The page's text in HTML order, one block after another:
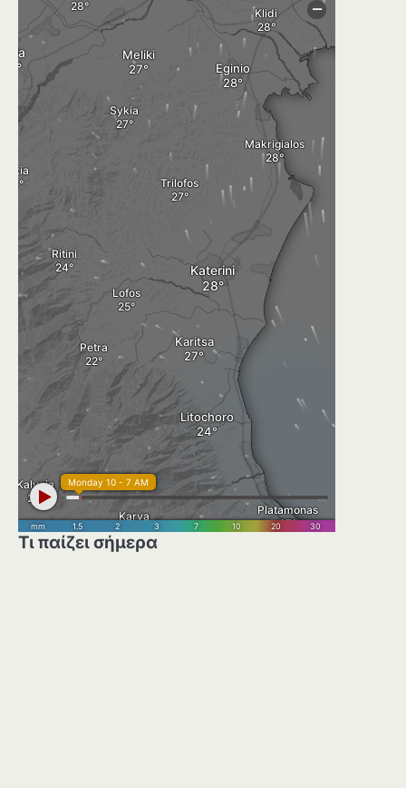
Τι παίζει σήμερα